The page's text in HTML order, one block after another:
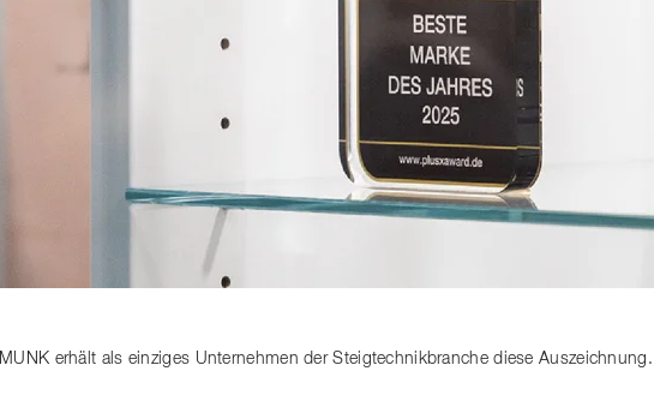
MUNK erhält als einziges Unternehmen der Steigtechnikbranche diese Auszeichnung.